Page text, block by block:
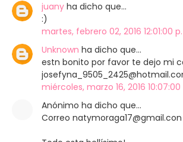
juany ha dicho que…
:)
martes, febrero 02, 2016 12:01:00
Unknown ha dicho que…
estn bonito por favor te dejo mi
miércoles, marzo 16, 2016 10:07:00
Anónimo ha dicho que…
Correo natymoraga17@gmail.con